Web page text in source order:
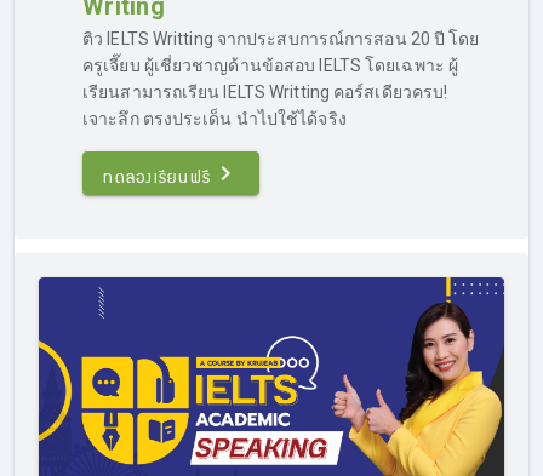
โดยเฉพาะ เน้นการอัพ Band เป็นหลัก โดยคอร์สติว IELTS
เร่งรัด จะค่อนข้างเหมาะกับคนที่มีพื้นฐานอยู่แล้ว เพราะ
เทคนิคหลายอย่าง ผู้เรียนต้องเข้าใจในหลักการภาษาอังกฤษ
พอสมควร
สอบเพียง 2 สัปดาห์ ก็สามารถพิชิต Band 7.0 ได้ แต่โดยเฉลี่ย
แล้วผู้ที่เรียน IELTS ในคอร์สติว IELTS เร่งรัดมักจะเรียนก่อน
ติว IELTS เร่งรัด ถือเป็นอีกหนึ่งคอร์สยอดนิยมของเรา มีผู้ที่
ต้องการติวสอบ IELTS จำนวนไม่น้อย ที่ต้องการติวภายใน
ระยะเวลาสั้นๆ เพราะรีบใช้คะแนนสอบ โดยคอร์สของเราก็
ตอบโจทย์ส่วนนี้เป็นอย่างดี เพราะผู้เรียนจำนวนมาก ที่ลง
คอร์สติว IELTS เร่งรัดก็สามารถทำคะแนนสอบได้ตามที่ตั้งเป้า
ไว้
สำหรับใครที่สนใจ
ติว IELTS เร่งรัด และต้องการประเมินพื้น
Writing
ติว IELTS Writting จากประสบการณ์การสอน 20 ปี โดย
ครูเจี๊ยบ ผู้เชี่ยวชาญด้านข้อสอบ IELTS โดยเฉพาะ ผู้
เรียนสามารถเรียน IELTS Writting คอร์สเดียวครบ!
เจาะลึก ตรงประเด็น นำไปใช้ได้จริง
ทดลองเรียนฟรี